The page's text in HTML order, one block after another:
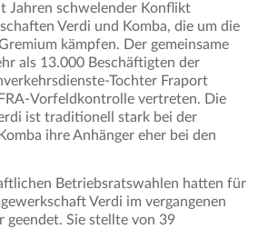
Jahren schwelender Konflikt
Verdi und Komba, die um die
kämpfen. Der gemeinsame
als 13.000 Beschäftigten der
Tochter Fraport
Vorfeldkontrolle vertreten. Die
ist traditionell stark bei der
ihre Anhänger eher bei den
Betriebsratswahlen hatten für
Verdi im vergangenen
geendet. Sie stellte von 39